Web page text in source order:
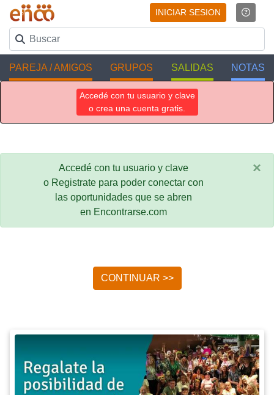
INICIAR SESION
PAREJA / AMIGOS GRUPOS SALIDAS NOTAS
Accedé con tu usuario y clave
o crea una cuenta gratis.
Accedé con tu usuario y clave
o Registrate para poder conectar con
las oportunidades que se abren
en Encontrarse.com
×
CONTINUAR >>